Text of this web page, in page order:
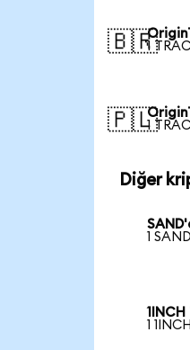
🇧🇷
1
🇵🇱
1
Diğer
1
1